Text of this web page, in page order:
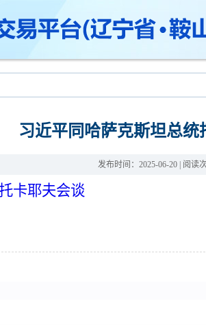
习近平同哈萨克斯坦总统
发布时间：2025-06-20 | 阅读
卡耶夫会谈